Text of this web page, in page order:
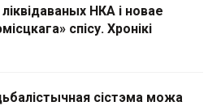
НКА і новае
спісу. Хронікі
сістэма можа